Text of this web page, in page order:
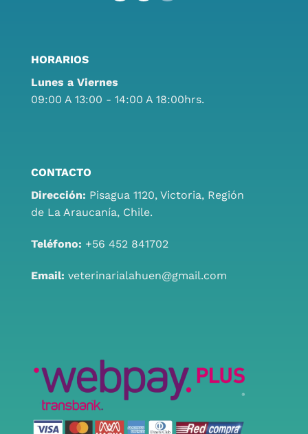
HORARIOS
Lunes a Viernes
09:00 A 13:00 - 14:00 A 18:00hrs.
CONTACTO
Dirección: Pisagua 1120, Victoria, Región
de La Araucanía, Chile.
Teléfono: +56 452 841702
Email: veterinarialahuen@gmail.com